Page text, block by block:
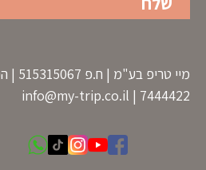
7444422 |
info@my-trip.co.il